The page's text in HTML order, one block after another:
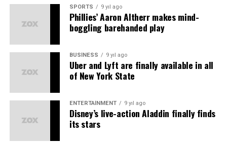
adaylarını Anadolu Efes Spor Kulübü Basketbol Yaz
Kampı’na bekliyor.
Kaynak: (BYZHA) Beyaz Haber Ajansı
SPORTS 9 yıl ago
Phillies’ Aaron Altherr makes mind-
boggling barehanded play
BUSINESS 9 yıl ago
Uber and Lyft are finally available in all
of New York State
ENTERTAINMENT 9 yıl ago
Disney’s live-action Aladdin finally finds
its stars